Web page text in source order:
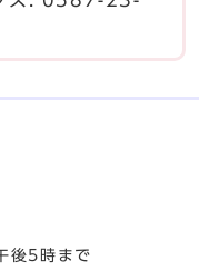
後5時まで